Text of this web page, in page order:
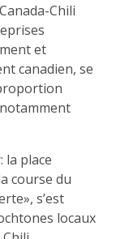
Chili
et
canadien, se
la place
course du
s’est
locaux